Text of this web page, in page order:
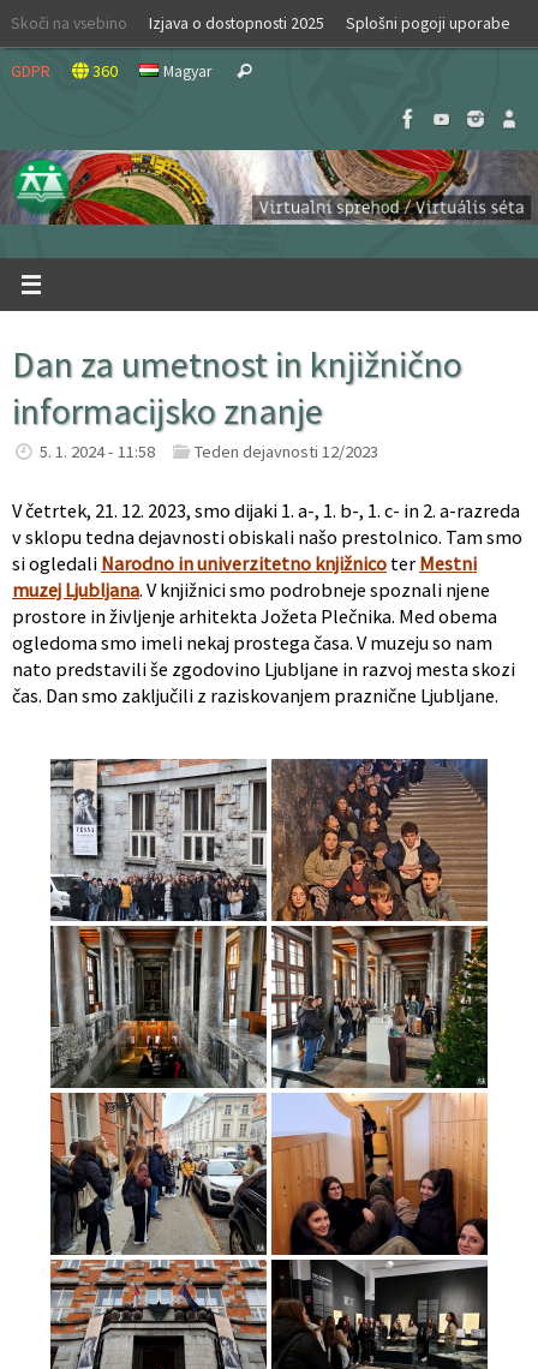
Skip
content
Skoči na vsebino Izjava o dostopnosti 2025 Splošni pogoji uporabe
GDPR 360 Magyar Search
Dan za umetnost in knjižnično
informacijsko znanje
5. 1. 2024 - 11:58 Teden dejavnosti 12/2023
V četrtek, 21. 12. 2023, smo dijaki 1. a-, 1. b-, 1. c- in 2. a-razreda
v sklopu tedna dejavnosti obiskali našo prestolnico. Tam smo
si ogledali Narodno in univerzitetno knjižnico ter Mestni
muzej Ljubljana. V knjižnici smo podrobneje spoznali njene
prostore in življenje arhitekta Jožeta Plečnika. Med obema
ogledoma smo imeli nekaj prostega časa. V muzeju so nam
nato predstavili še zgodovino Ljubljane in razvoj mesta skozi
čas. Dan smo zaključili z raziskovanjem praznične Ljubljane.